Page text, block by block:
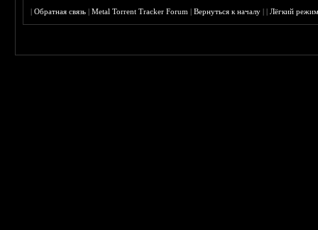
|Обратная связь |Metal Torrent Tracker Forum |Вернуться к началу ||Лёгкий